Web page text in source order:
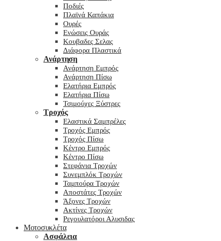
Ποδιές
Πλαϊνά Καπάκια
Ουρές
Ενώσεις Ουράς
Κουβαδες Σελας
Διάφορα Πλαστικά
Ανάρτηση
Ανάρτηση Εμπρός
Ανάρτηση Πίσω
Ελατήρια Εμπρός
Ελατήρια Πίσω
Τσιμούχες Ξύστρες
Τροχός
Ελαστικά Σαμπρέλες
Τροχός Εμπρός
Τροχός Πίσω
Κέντρο Εμπρός
Κέντρο Πίσω
Στεφάνια Τροχών
Συνεμπλόκ Τροχών
Ταμπούρα Τροχών
Αποστάτες Τροχών
Άξονες Τροχών
Ακτίνες Τροχών
Ρεγουλατόροι Αλυσιδας
Μοτοσυκλέτα
Ασφάλεια